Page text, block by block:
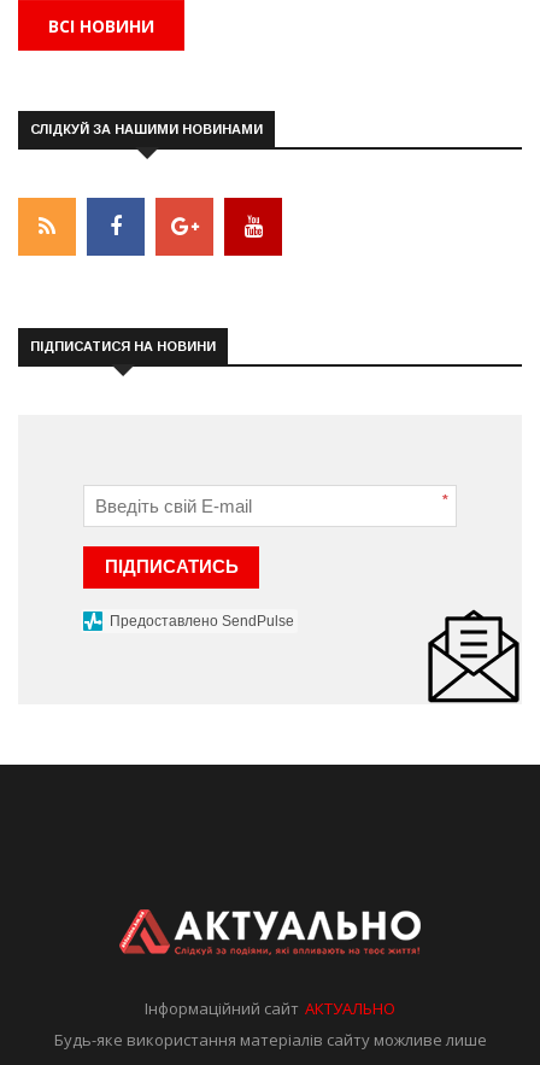
ВСІ НОВИНИ
СЛІДКУЙ ЗА НАШИМИ НОВИНАМИ
ПІДПИСАТИСЯ НА НОВИНИ
*
ПІДПИСАТИСЬ
Предоставлено SendPulse
Інформаційний сайтАКТУАЛЬНО
Будь-яке використання матеріалів сайту можливе лише